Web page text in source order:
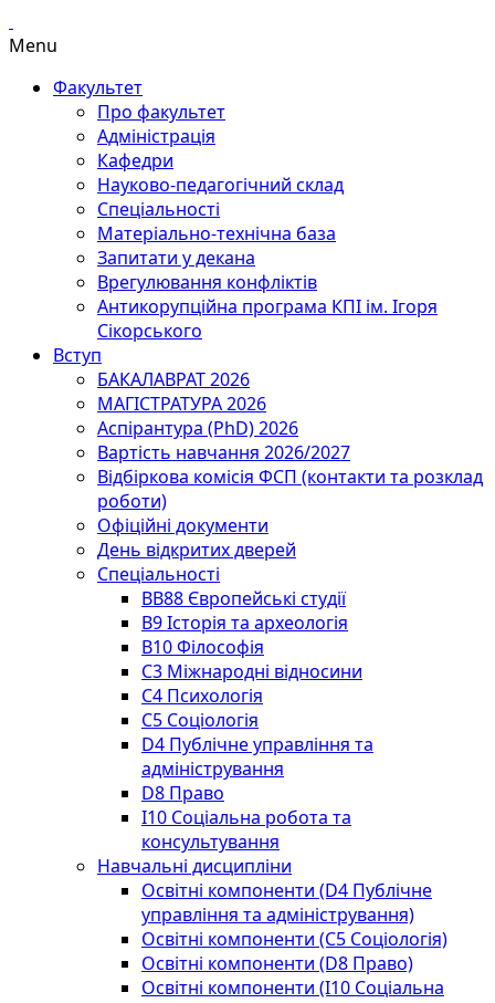
Menu
Факультет
Про факультет
Адміністрація
Кафедри
Науково-педагогічний склад
Спеціальності
Матеріально-технічна база
Запитати у декана
Врегулювання конфліктів
Антикорупційна програма КПІ ім. Ігоря
Сікорського
Вступ
БАКАЛАВРАТ 2026
МАГІСТРАТУРА 2026
Аспірантура (PhD) 2026
Вартість навчання 2026/2027
Відбіркова комісія ФСП (контакти та розклад
роботи)
Офіційні документи
День відкритих дверей
Спеціальності
BВ88 Європейські студії
B9 Історія та археологія
B10 Філософія
C3 Міжнародні відносини
C4 Психологія
С5 Соціологія
D4 Публічне управління та
адміністрування
D8 Право
I10 Соціальна робота та
консультування
Навчальні дисципліни
Освітні компоненти (D4 Публічне
управління та адміністрування)
Освітні компоненти (С5 Соціологія)
Освітні компоненти (D8 Право)
Освітні компоненти (I10 Соціальна